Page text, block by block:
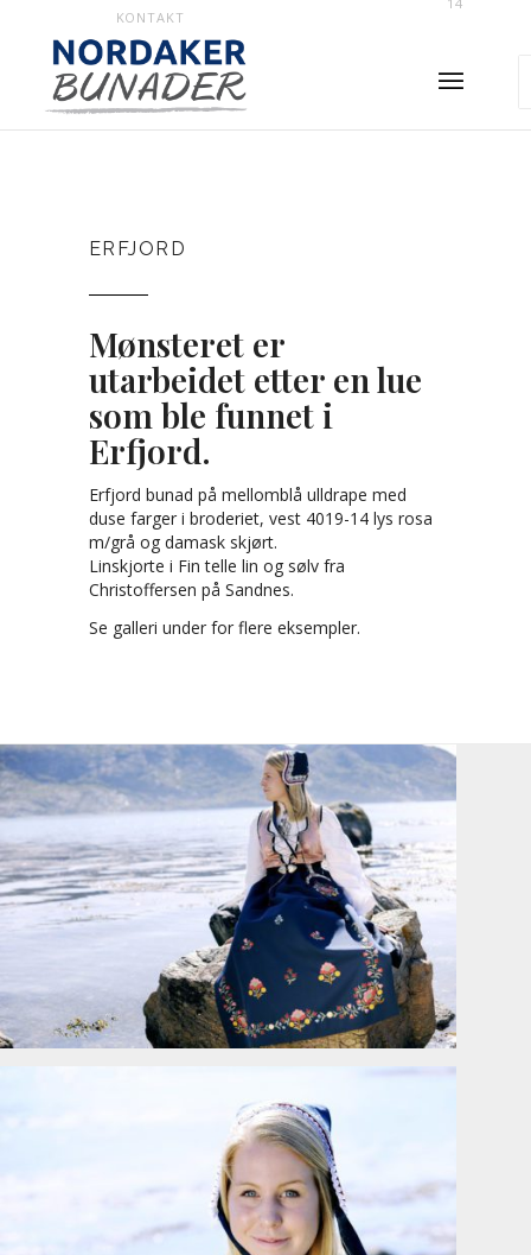
KONTAKT
ERFJORD
Mønsteret er
utarbeidet etter en lue
som ble funnet i
Erfjord.
Erfjord bunad på mellomblå ulldrape med
duse farger i broderiet, vest 4019-14 lys rosa
m/grå og damask skjørt.
Linskjorte i Fin telle lin og sølv fra
Christoffersen på Sandnes.
Se galleri under for flere eksempler.